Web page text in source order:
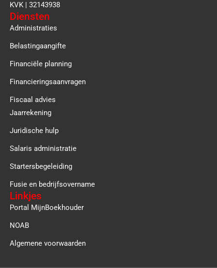
KVK | 32143938
Diensten
Administraties
Belastingaangifte
Financiële planning
Financieringsaanvragen
Fiscaal advies
Jaarrekening
Juridische hulp
Salaris administratie
Startersbegeleiding
Fusie en bedrijfsovername
Linkjes
Portal MijnBoekhouder
NOAB
Algemene voorwaarden